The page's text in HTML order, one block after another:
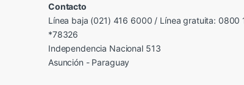
Contacto
Línea baja (021) 416 6000 / Línea gratuita: 0800
*78326
Independencia Nacional 513
Asunción - Paraguay